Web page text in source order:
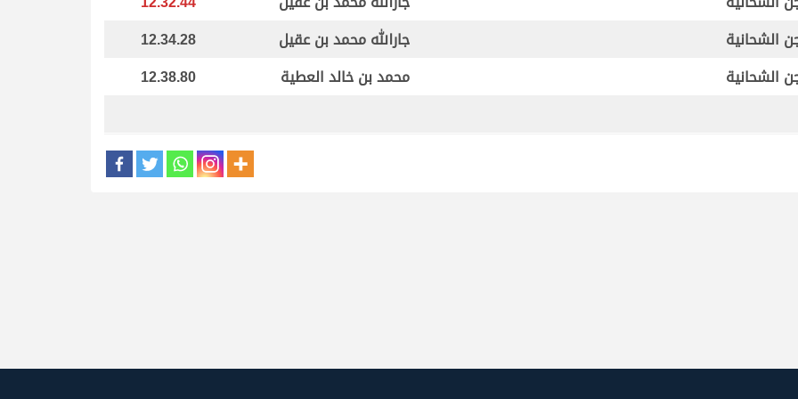
الشحانية جارالله محمد بن عقيل
12.34.28
الشحانية محمد بن خالد العطية 12.38.80